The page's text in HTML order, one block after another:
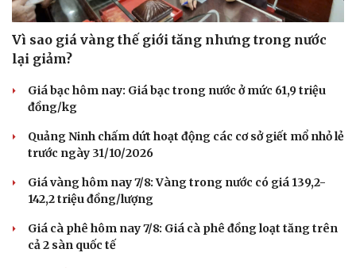
Vì sao giá vàng thế giới tăng nhưng trong nước
lại giảm?
Giá bạc hôm nay: Giá bạc trong nước ở mức 61,9 triệu
đồng/kg
Quảng Ninh chấm dứt hoạt động các cơ sở giết mổ nhỏ lẻ
trước ngày 31/10/2026
Giá vàng hôm nay 7/8: Vàng trong nước có giá 139,2-
142,2 triệu đồng/lượng
Giá cà phê hôm nay 7/8: Giá cà phê đồng loạt tăng trên
cả 2 sàn quốc tế